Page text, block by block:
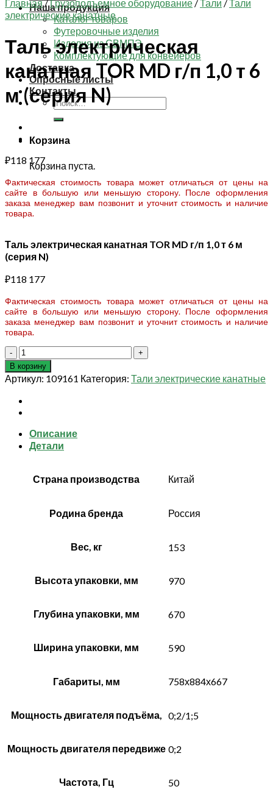
Наша продукция
Каталог товаров
Футеровочные изделия
Изделия из СВМПЭ
Комплектующие для конвейеров
Доставка
Опросные листы
Контакты
Искать:
Корзина
Корзина пуста.
Главная/Грузоподъемное оборудование /Тали /Тали
электрические канатные
Таль электрическая
канатная TOR MD г/п 1,0 т 6
м (серия N)
₽118 177
Фактическая стоимость товара может отличаться от цены на
сайте в большую или меньшую сторону. После оформления
заказа менеджер вам позвонит и уточнит стоимость и наличие
товара.
Таль электрическая канатная TOR MD г/п 1,0 т 6 м
(серия N)
₽118 177
Фактическая стоимость товара может отличаться от цены на
сайте в большую или меньшую сторону. После оформления
заказа менеджер вам позвонит и уточнит стоимость и наличие
товара.
Количество
товара
Таль
электрическая
канатная
TOR
г/
п
В корзину
Артикул: 109161 Категория: Тали электрические канатные
Описание
Детали
Страна производства Китай
Родина бренда Россия
Вес, кг 153
Высота упаковки, мм 970
Глубина упаковки, мм 670
Ширина упаковки, мм 590
Габариты, мм 758х884х667
Мощность двигателя подъёма, 0;2/1;5
Мощность двигателя передвиже 0;2
Частота, Гц 50